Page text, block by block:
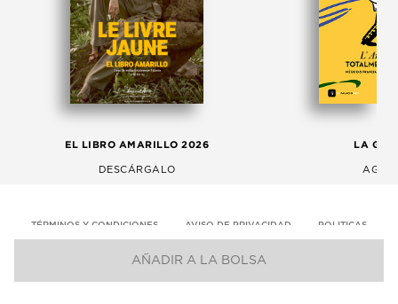
AÑADIR A LA BOLSA
EL LIBRO AMARILLO 2026
DESCÁRGALO
LA
TÉRMINOS Y CONDICIONES AVISO DE PRIVACIDAD POLITICAS